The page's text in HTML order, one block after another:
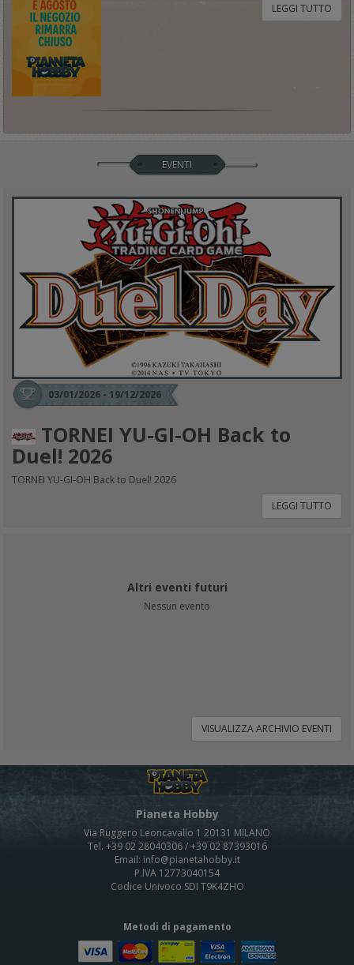
LEGGI TUTTO
EVENTI
03/01/2026 - 19/12/2026
TORNEI YU-GI-OH Back to
Duel! 2026
TORNEI YU-GI-OH Back to Duel! 2026
LEGGI TUTTO
Altri eventi futuri
Nessun evento
VISUALIZZA ARCHIVIO EVENTI
Pianeta Hobby
Via Ruggero Leoncavallo 1 20131 MILANO
Tel. +39 02 28040306 / +39 02 87393016
Email: info@pianetahobby.it
P.IVA 12773040154
Codice Univoco SDI T9K4ZHO
Metodi di pagamento